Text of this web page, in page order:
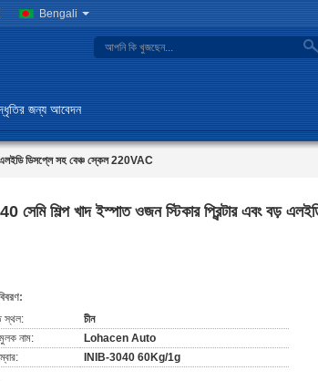
Bengali
জন্য আবেদন
এলইডি ডিসপ্লে সহ বেঞ্চ স্কেল 220VAC
শিল্প খাদ ইস্পাত ওজন স্টিকার প্রিন্টার এবং বড়
স্থল:
চীন
নাম:
Lohacen Auto
INIB-3040 60Kg/1g